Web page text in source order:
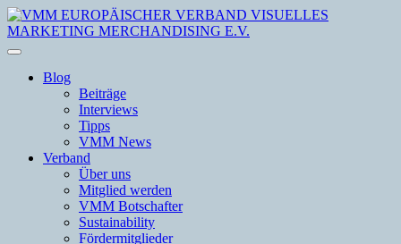
Blog
Beiträge
Interviews
Tipps
VMM News
Verband
Über uns
Mitglied werden
VMM Botschafter
Sustainability
Fördermitglieder